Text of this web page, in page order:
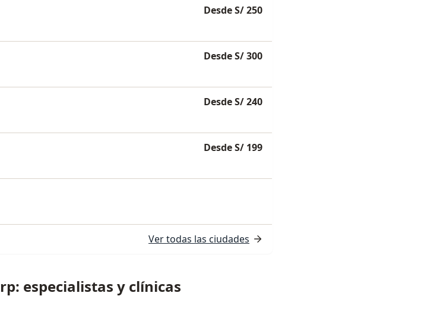
Desde S/ 250
Desde S/ 300
Desde S/ 240
Desde S/ 199
Ver todas las ciudades
especialistas y clínicas